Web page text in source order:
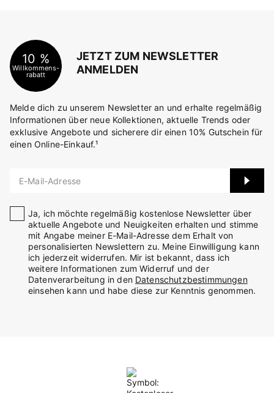
10 %
Willkommens-
rabatt
JETZT ZUM NEWSLETTER
ANMELDEN
Melde dich zu unserem Newsletter an und erhalte regelmäßig
Informationen über neue Kollektionen, aktuelle Trends oder
exklusive Angebote und sicherere dir einen 10% Gutschein für
einen Online-Einkauf.¹
E-Mail-Adresse
Ja, ich möchte regelmäßig kostenlose Newsletter über
aktuelle Angebote und Neuigkeiten erhalten und stimme
mit Angabe meiner E-Mail-Adresse dem Erhalt von
personalisierten Newslettern zu. Meine Einwilligung kann
ich jederzeit widerrufen. Mir ist bekannt, dass ich
weitere Informationen zum Widerruf und der
Datenverarbeitung in den Datenschutzbestimmungen
einsehen kann und habe diese zur Kenntnis genommen.